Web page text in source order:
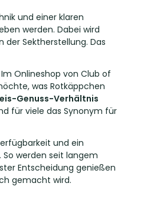
und einer klaren
werden. Dabei wird
Sektherstellung. Das
Onlineshop von Club of
was Rotkäppchen
Genuss-Verhältnis
für viele das Synonym für
und ein
werden seit langem
Entscheidung genießen
gemacht wird.